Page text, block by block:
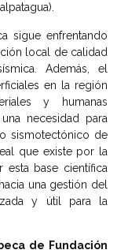
sigue enfrentando
local de calidad
Además, el
en la región
y humanas
necesidad para
sismotectónico de
que existe por la
esta base científica
una gestión del
y útil para la
de Fundación